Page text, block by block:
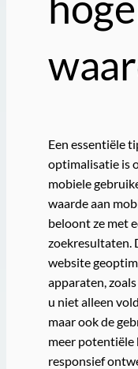
Een essentiële
optimalisatie is
mobiele
waarde aan
beloont ze met
zoekresultaten.
website
apparaten,
u niet alleen
maar ook de
meer potentiële
responsief